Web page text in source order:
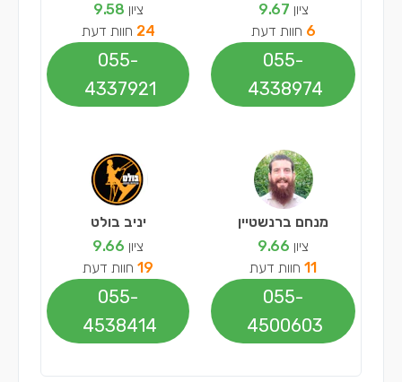
ציון 9.67
6 חוות דעת
055-
4338974
מנחם ברנשטיין
ציון 9.66
11 חוות דעת
055-
4500603
ציון 9.58
24 חוות דעת
055-
4337921
יניב בולט
ציון 9.66
19 חוות דעת
055-
4538414